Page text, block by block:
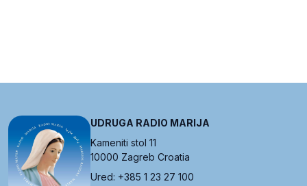
UDRUGA RADIO MARIJA
Kameniti stol 11
10000 Zagreb Croatia
Ured: +385 1 23 27 100